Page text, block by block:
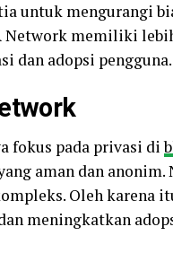
untuk mengurangi
Network memiliki
dan adopsi pengguna.
fokus pada privasi di
aman dan
Oleh karena
meningkatkan